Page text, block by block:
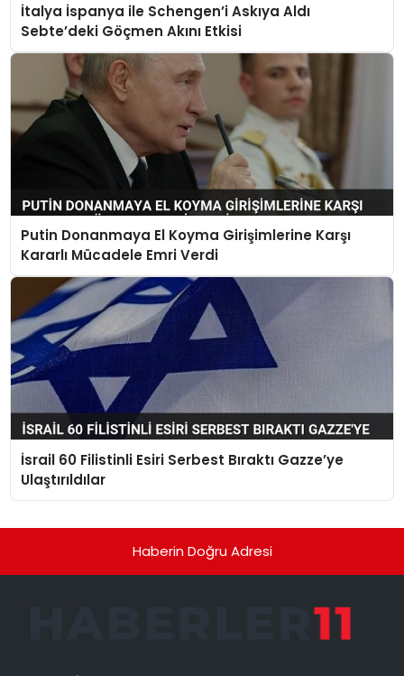
İtalya İspanya ile Schengen’i Askıya Aldı
Sebte’deki Göçmen Akını Etkisi
Putin Donanmaya El Koyma Girişimlerine Karşı
Kararlı Mücadele Emri Verdi
İsrail 60 Filistinli Esiri Serbest Bıraktı Gazze’ye
Ulaştırıldılar
Haberin Doğru Adresi